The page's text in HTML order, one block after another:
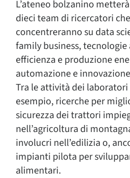
L’ateneo bolzanino
dieci team di ricercatori
concentreranno su data
family business,
efficienza e produzione
automazione e
Tra le attività dei
esempio, ricerche per
sicurezza dei trattori
nell’agricoltura di
involucri nell’edilizia o,
impianti pilota per
alimentari.